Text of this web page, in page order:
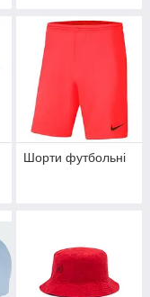
Шорти футбольні